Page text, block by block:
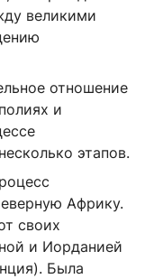
великими
отношение
и
этапов.
Африку.
своих
и Иорданией
Была